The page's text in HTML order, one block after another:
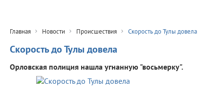
Главная Новости Происшествия Скорость до Тулы довела
Скорость до Тулы довела
Орловская полиция нашла угнанную "восьмерку".